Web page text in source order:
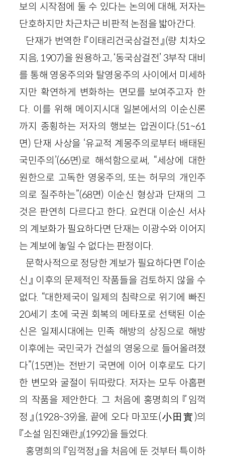
보의 시작점에 둘 수 있다는 논의에 대해, 저자는
단호하지만 차근차근 비판적 논점을 밟아간다.
단재가 번역한 『이태리건국삼걸전』(량 치차오
지음, 1907)을 원용하고, ‘동국삼걸전’ 3부작 대비
를 통해 영웅주의와 탈영웅주의 사이에서 미세하
지만 확연하게 변화하는 면모를 보여주고자 한
다. 이를 위해 메이지시대 일본에서의 이순신론
까지 종횡하는 저자의 행보는 압권이다.(51~61
면) 단재 사상을 ‘유교적 계몽주의로부터 배태된
국민주의’(66면)로 해석함으로써, “세상에 대한
원한으로 고독한 영웅주의, 또는 허무의 개인주
의로 질주하는”(68면) 이순신 형상과 단재의 그
것은 판연히 다르다고 한다. 요컨대 이순신 서사
의 계보화가 필요하다면 단재는 이광수와 이어지
는 계보에 놓일 수 없다는 판정이다.
문학사적으로 정당한 계보가 필요하다면 『이순
신』 이후의 문제적인 작품들을 검토하지 않을 수
없다. “대한제국이 일제의 침략으로 위기에 빠진
20세기 초에 국권 회복의 메타포로 선택된 이순
신은 일제시대에는 민족 해방의 상징으로 해방
이후에는 국민국가 건설의 영웅으로 들어올려졌
다”(15면)는 전반기 국면에 이어 이후로도 다기
한 변모와 굴절이 뒤따랐다. 저자는 모두 아홉편
의 작품을 제안한다. 그 처음에 홍명희의 『임꺽
정』(1928~39)을, 끝에 오다 마꼬또(小田實)의
『소설 임진왜란』(1992)을 들었다.
홍명희의 『임꺽정』을 처음에 둔 것부터 특이하